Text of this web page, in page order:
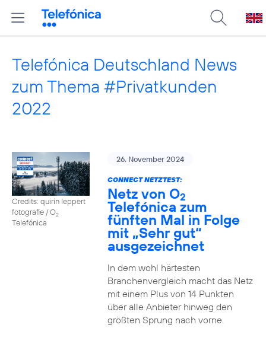
Telefónica Deutschland News
zum Thema #Privatkunden
2022
Credits: quirin leppert
fotografie / O2
Telefónica
26. November 2024
CONNECT NETZTEST:
Netz von O2
Telefónica zum
fünften Mal in Folge
mit „Sehr gut“
ausgezeichnet
In dem wohl härtesten
Branchenvergleich macht das Netz
mit einem Plus von 14 Punkten
über alle Anbieter hinweg den
größten Sprung nach vorne.